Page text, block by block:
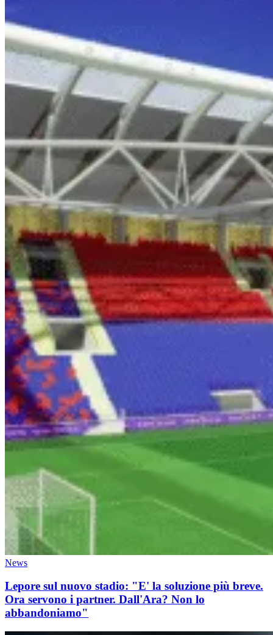
News
Lepore sul nuovo stadio: "E' la soluzione più breve.
Ora servono i partner. Dall'Ara? Non lo
abbandoniamo"